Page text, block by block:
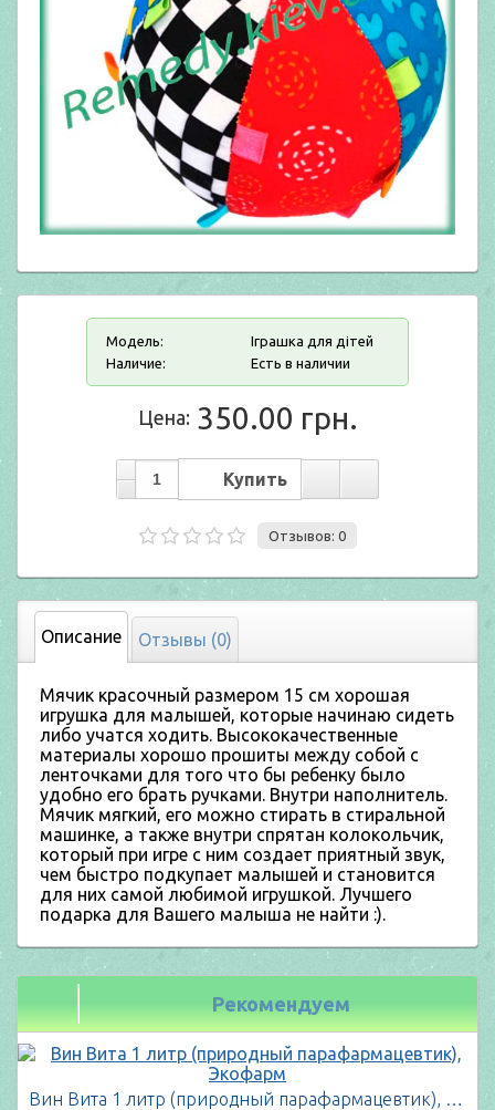
Модель:
Іграшка для дітей
Наличие:
Есть в наличии
Цена: 350.00 грн.
Отзывов: 0
Описание Отзывы (0)
Мячик красочный размером 15 см хорошая
игрушка для малышей, которые начинаю сидеть
либо учатся ходить. Высококачественные
материалы хорошо прошиты между собой с
ленточками для того что бы ребенку было
удобно его брать ручками. Внутри наполнитель.
Мячик мягкий, его можно стирать в стиральной
машинке, а также внутри спрятан колокольчик,
который при игре с ним создает приятный звук,
чем быстро подкупает малышей и становится
для них самой любимой игрушкой. Лучшего
подарка для Вашего малыша не найти :).
Рекомендуем
Вин Вита 1 литр (природный парафармацевтик), Экофарм